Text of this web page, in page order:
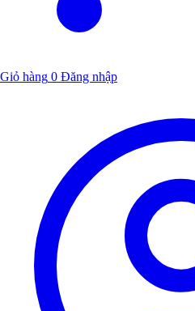
Giỏ hàng 0 Đăng nhập